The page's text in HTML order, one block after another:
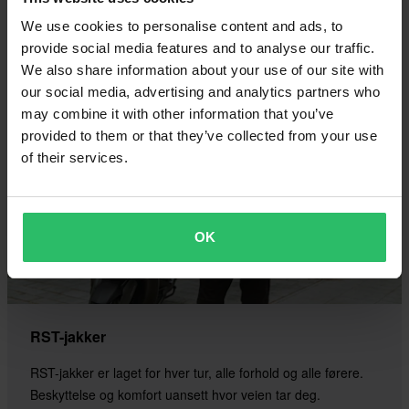
We use cookies to personalise content and ads, to
provide social media features and to analyse our traffic.
We also share information about your use of our site with
our social media, advertising and analytics partners who
may combine it with other information that you’ve
provided to them or that they’ve collected from your use
of their services.
OK
Kjøp nå
RST-jakker
RST-jakker er laget for hver tur, alle forhold og alle førere.
Beskyttelse og komfort uansett hvor veien tar deg.